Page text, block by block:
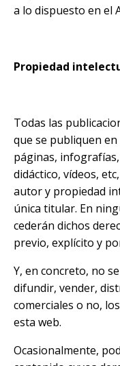
a lo dispuesto en el
Propiedad
Todas las
que se publiquen
páginas,
didáctico, vídeos,
autor y propiedad
única titular. En
cederán dichos
previo, explícito y
Y, en concreto, no
difundir, vender,
comerciales o no,
esta web.
Ocasionalmente,